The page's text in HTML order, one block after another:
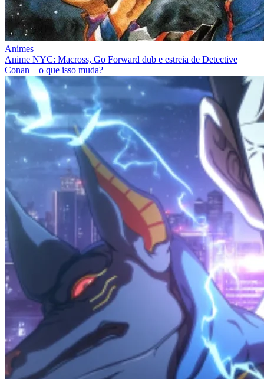
Animes
Anime NYC: Macross, Go Forward dub e estreia de Detective
Conan – o que isso muda?